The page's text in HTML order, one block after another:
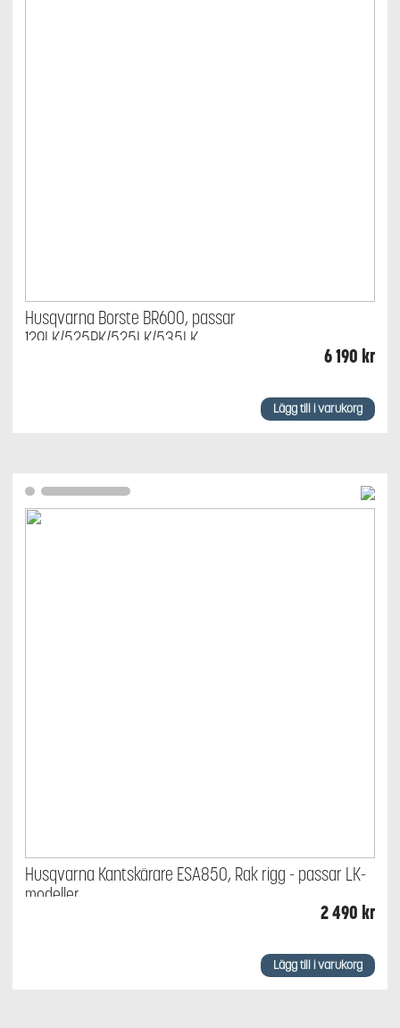
Husqvarna Borste BR600, passar
129LK/525RK/525LK/535LK
6 190 kr
Lägg till i varukorg
Husqvarna Kantskärare ESA850, Rak rigg - passar LK-
modeller
2 490 kr
Lägg till i varukorg